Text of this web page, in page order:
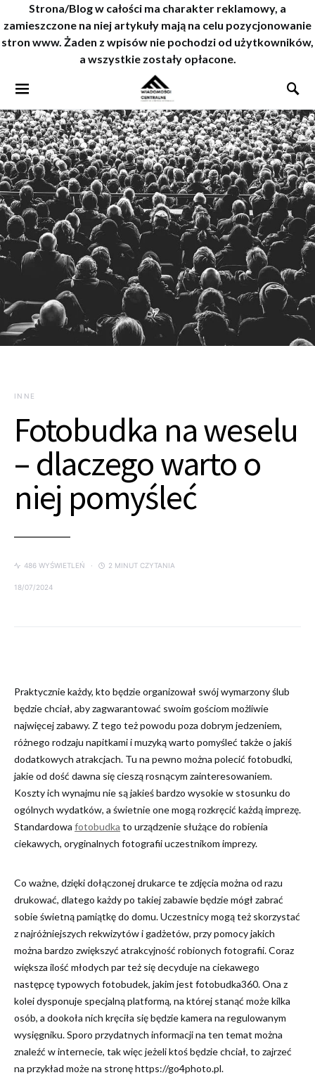
Strona/Blog w całości ma charakter reklamowy, a
zamieszczone na niej artykuły mają na celu pozycjonowanie
stron www. Żaden z wpisów nie pochodzi od użytkowników,
a wszystkie zostały opłacone.
INNE
Fotobudka na weselu
– dlaczego warto o
niej pomyśleć
486 WYŚWIETLEŃ 2 MINUT CZYTANIA
18/07/2024
Praktycznie każdy, kto będzie organizował swój wymarzony ślub
będzie chciał, aby zagwarantować swoim gościom możliwie
najwięcej zabawy. Z tego też powodu poza dobrym jedzeniem,
różnego rodzaju napitkami i muzyką warto pomyśleć także o jakiś
dodatkowych atrakcjach. Tu na pewno można polecić fotobudki,
jakie od dość dawna się cieszą rosnącym zainteresowaniem.
Koszty ich wynajmu nie są jakieś bardzo wysokie w stosunku do
ogólnych wydatków, a świetnie one mogą rozkręcić każdą imprezę.
Standardowa fotobudka to urządzenie służące do robienia
ciekawych, oryginalnych fotografii uczestnikom imprezy.
Co ważne, dzięki dołączonej drukarce te zdjęcia można od razu
drukować, dlatego każdy po takiej zabawie będzie mógł zabrać
sobie świetną pamiątkę do domu. Uczestnicy mogą też skorzystać
z najróżniejszych rekwizytów i gadżetów, przy pomocy jakich
można bardzo zwiększyć atrakcyjność robionych fotografii. Coraz
większa ilość młodych par też się decyduje na ciekawego
następcę typowych fotobudek, jakim jest fotobudka360. Ona z
kolei dysponuje specjalną platformą, na której stanąć może kilka
osób, a dookoła nich kręciła się będzie kamera na regulowanym
wysięgniku. Sporo przydatnych informacji na ten temat można
znaleźć w internecie, tak więc jeżeli ktoś będzie chciał, to zajrzeć
na przykład może na stronę https://go4photo.pl.